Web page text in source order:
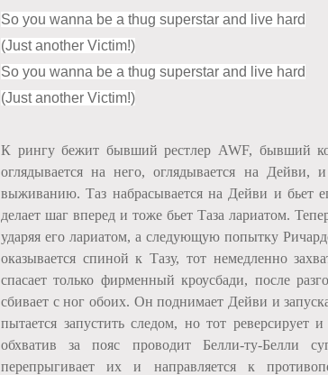
So you wanna be a thug superstar and live hard
(Just another Victim!)
So you wanna be a thug superstar and live hard
(Just another Victim!)
К рингу бежит бывший рестлер AWF, бывший
оглядывается на него, оглядывается на
выживанию. Таз набрасывается на Дейви и бьет
делает шаг вперед и тоже бьет Таза лариатом.
ударяя его лариатом, а следующую попытку
оказывается спиной к Тазу, тот немедленно
спасает только фирменный кроусбади, после
сбивает с ног обоих. Он поднимает Дейви и
пытается запустить следом, но тот реверсирует
обхватив за пояс проводит Белли-ту-Белли
перепрыгивает их и направляется к